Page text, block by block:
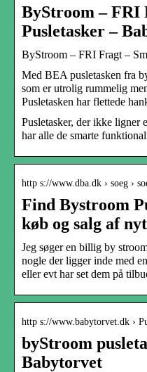
ByStroom – FRI
Pusletasker –
ByStroom – FRI Fragt –
Med BEA pusletasken fra
som er utrolig rummelig
Pusletasken har flettede
Pusletasker, der ikke ligner
har alle de smarte
http s://www.dba.dk › soeg ›
Find Bystroom
køb og salg af
Jeg søger en billig by
nogle der ligger inde med
eller evt har set dem på
http s://www.babytorvet.dk ›
byStroom
Babytorvet